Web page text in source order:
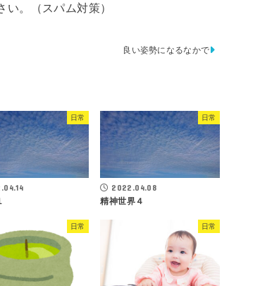
。（スパム対策）
良い姿勢になるなかで
日常 日常
2022.04.08
精神世界４
日常 日常